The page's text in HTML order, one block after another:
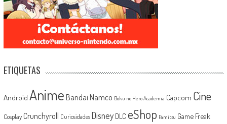
ETIQUETAS
Android Anime Bandai Namco Boku no Hero Academia Capcom Cine
Cosplay Crunchyroll Curiosidades Disney DLC eShop Famitsu Game Freak